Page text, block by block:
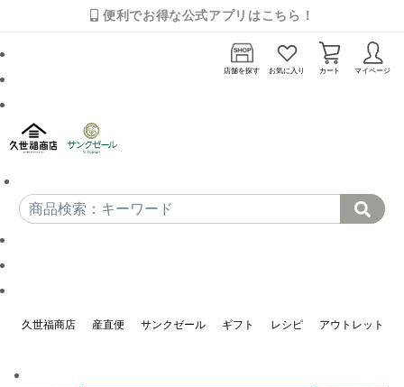
便利でお得な公式アプリはこちら！
店舗を探す お気に入り カート マイページ
久世福商店 産直便 サンクゼール ギフト レシピ アウトレット